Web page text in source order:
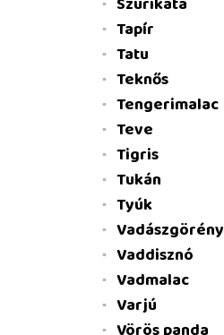
Tapír
Tatu
Teknős
Tengerimalac
Teve
Tigris
Tukán
Tyúk
Vadászgörény
Vaddisznó
Vadmalac
Varjú